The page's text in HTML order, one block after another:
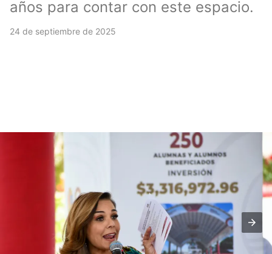
años para contar con este espacio.
24 de septiembre de 2025